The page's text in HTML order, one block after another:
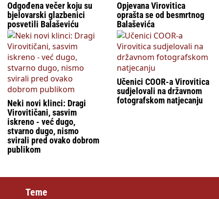
Odgođena večer koju su
bjelovarski glazbenici
posvetili Balaševiću
Opjevana Virovitica
oprašta se od besmrtnog
Balaševića
Neki novi klinci: Dragi
Virovitičani, sasvim
iskreno - već dugo,
stvarno dugo, nismo
svirali pred ovako dobrom
publikom
Učenici COOR-a Virovitica
sudjelovali na državnom
fotografskom natjecanju
Teme